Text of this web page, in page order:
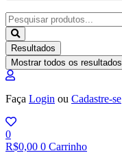
Pesquisar
...
Resultados
Mostrar todos os resultados
Faça Login ou Cadastre-se
0
R$0,00 0 Carrinho